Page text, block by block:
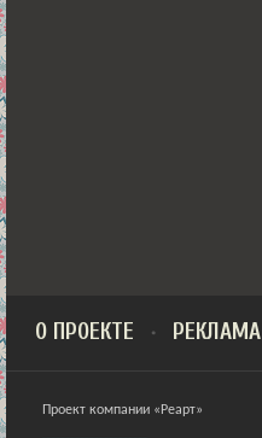
О ПРОЕКТЕ РЕКЛАМА
Проект компании «Реарт»